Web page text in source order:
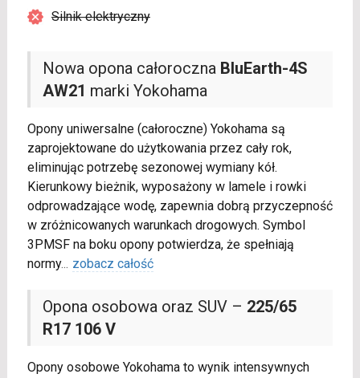
Nowa opona całoroczna BluEarth-4S
AW21 marki Yokohama
Opony uniwersalne (całoroczne) Yokohama są
zaprojektowane do użytkowania przez cały rok,
eliminując potrzebę sezonowej wymiany kół.
Kierunkowy bieżnik, wyposażony w lamele i rowki
odprowadzające wodę, zapewnia dobrą przyczepność
w zróżnicowanych warunkach drogowych. Symbol
3PMSF na boku opony potwierdza, że spełniają
normy... zobacz całość
Opona osobowa oraz SUV – 225/65
R17 106 V
Opony osobowe Yokohama to wynik intensywnych
Silnik elektryczny